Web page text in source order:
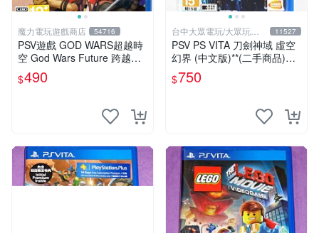
魔力電玩遊戲商店 54716
PSV遊戲 GOD WARS超越時
空 God Wars Future 跨越時
空 日文日版【板橋魔力】
$490
台中大眾電玩/大眾玩具
店
11527
PSV PS VITA 刀劍神域 虛空
幻界 (中文版)**(二手商品)
【台中大眾電玩】
$750